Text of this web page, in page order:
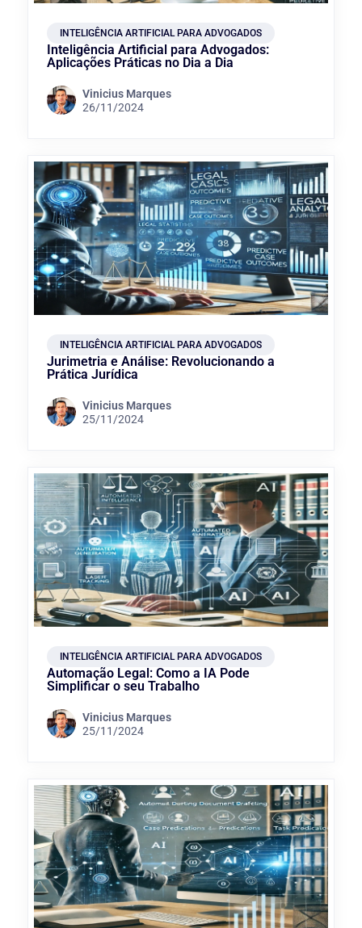
INTELIGÊNCIA ARTIFICIAL PARA ADVOGADOS
Inteligência Artificial para Advogados:
Aplicações Práticas no Dia a Dia
Vinicius Marques
26/11/2024
INTELIGÊNCIA ARTIFICIAL PARA ADVOGADOS
Jurimetria e Análise: Revolucionando a
Prática Jurídica
Vinicius Marques
25/11/2024
INTELIGÊNCIA ARTIFICIAL PARA ADVOGADOS
Automação Legal: Como a IA Pode
Simplificar o seu Trabalho
Vinicius Marques
25/11/2024